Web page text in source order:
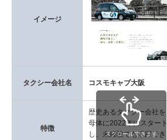
イメージ
タクシー会社名 コスモキャブ大阪
特徴
歴史あるタクシー会社を
母体に2022年にスタート
し、未経験でも活躍でき
スクロールできます